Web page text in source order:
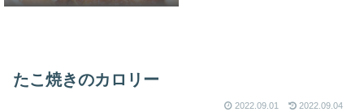
たこ焼きのカロリー
2022.09.01 2022.09.04